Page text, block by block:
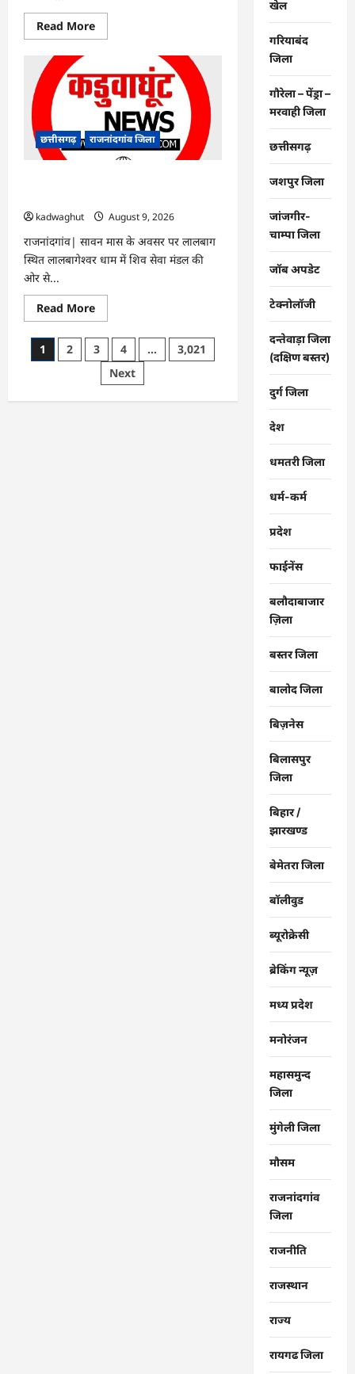
Read MoreRead
more
ओवरब्रिज
पर
ट्रक
खराब
होने
से
जाम…
छत्तीसगढ़ राजनांदगांव जिला
kadwaghut
August 9, 2026
राजनांदगांव| सावन मास के अवसर पर लालबाग
स्थित लालबागेश्वर धाम में शिव सेवा मंडल की
ओर से...
Read MoreRead
more
राजनांदगांव
:
सावन
महोत्सव:
मोहारा
Posts
1 2 3 4 …
3,021
Next
खेल
गरियाबंद
जिला
गौरेला – पेंड्रा –
मरवाही जिला
छत्तीसगढ़
जशपुर जिला
जांजगीर-
चाम्पा जिला
जॉब अपडेट
टेक्नोलॉजी
दन्तेवाड़ा जिला
(दक्षिण बस्तर)
दुर्ग जिला
देश
धमतरी जिला
धर्म-कर्म
प्रदेश
फाईनेंस
बलौदाबाजार
ज़िला
बस्तर जिला
बालोद जिला
बिज़नेस
बिलासपुर
जिला
बिहार /
झारखण्ड
बेमेतरा जिला
बॉलीवुड
ब्यूरोक्रेसी
ब्रेकिंग न्यूज़
मध्य प्रदेश
मनोरंजन
महासमुन्द
जिला
मुंगेली जिला
मौसम
राजनांदगांव
जिला
राजनीति
राजस्थान
राज्‍य
रायगढ जिला